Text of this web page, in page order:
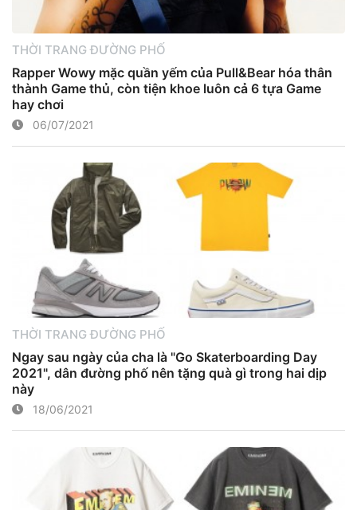
THỜI TRANG ĐƯỜNG PHỐ
Rapper Wowy mặc quần yếm của Pull&Bear hóa thân
thành Game thủ, còn tiện khoe luôn cả 6 tựa Game
hay chơi
06/07/2021
THỜI TRANG ĐƯỜNG PHỐ
Ngay sau ngày của cha là "Go Skaterboarding Day
2021", dân đường phố nên tặng quà gì trong hai dịp
này
18/06/2021